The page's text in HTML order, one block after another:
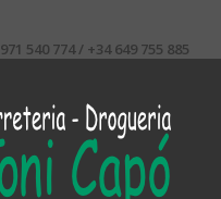
540 774 / +34 649 755 885